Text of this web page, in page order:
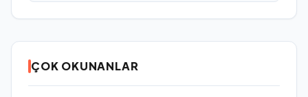
ÇOK OKUNANLAR